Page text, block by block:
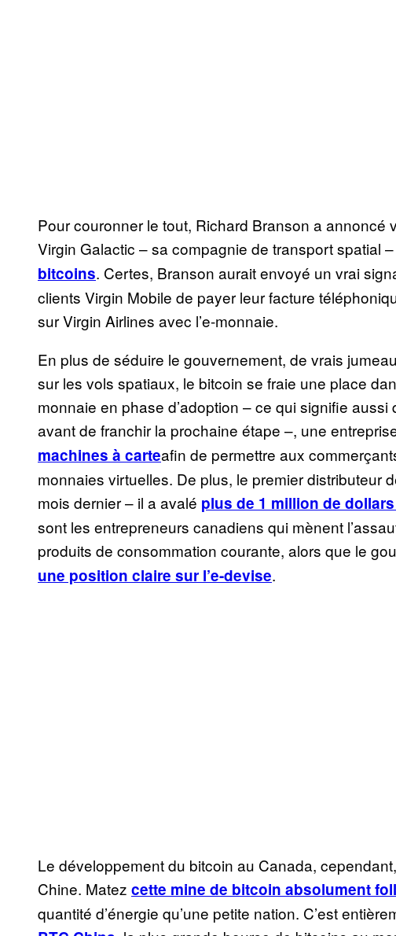
Pour couronner le tout, Richard Branson a annoncé
Virgin Galactic – sa compagnie de transport spatial –
bitcoins. Certes, Branson aurait envoyé un vrai
clients Virgin Mobile de payer leur facture
sur Virgin Airlines avec l’e-monnaie.
En plus de séduire le gouvernement, de vrais
sur les vols spatiaux, le bitcoin se fraie une place
monnaie en phase d’adoption – ce qui signifie aussi
avant de franchir la prochaine étape –, une
machines à carteafin de permettre aux
monnaies virtuelles. De plus, le premier distributeur
mois dernier – il a avalé plus de 1 million de
sont les entrepreneurs canadiens qui mènent
produits de consommation courante, alors que le
une position claire sur l’e-devise.
Le développement du bitcoin au Canada,
Chine. Matez cette mine de bitcoin absolument
quantité d’énergie qu’une petite nation. C’est